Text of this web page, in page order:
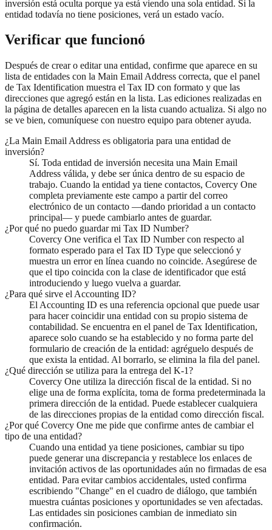
inversión está oculta porque ya está viendo una sola entidad. Si la
entidad todavía no tiene posiciones, verá un estado vacío.
Verificar que funcionó
Después de crear o editar una entidad, confirme que aparece en su
lista de entidades con la Main Email Address correcta, que el panel
de Tax Identification muestra el Tax ID con formato y que las
direcciones que agregó están en la lista. Las ediciones realizadas en
la página de detalles aparecen en la lista cuando actualiza. Si algo no
se ve bien, comuníquese con nuestro equipo para obtener ayuda.
¿La Main Email Address es obligatoria para una entidad de
inversión?
Sí. Toda entidad de inversión necesita una Main Email
Address válida, y debe ser única dentro de su espacio de
trabajo. Cuando la entidad ya tiene contactos, Covercy One
completa previamente este campo a partir del correo
electrónico de un contacto —dando prioridad a un contacto
principal— y puede cambiarlo antes de guardar.
¿Por qué no puedo guardar mi Tax ID Number?
Covercy One verifica el Tax ID Number con respecto al
formato esperado para el Tax ID Type que seleccionó y
muestra un error en línea cuando no coincide. Asegúrese de
que el tipo coincida con la clase de identificador que está
introduciendo y luego vuelva a guardar.
¿Para qué sirve el Accounting ID?
El Accounting ID es una referencia opcional que puede usar
para hacer coincidir una entidad con su propio sistema de
contabilidad. Se encuentra en el panel de Tax Identification,
aparece solo cuando se ha establecido y no forma parte del
formulario de creación de la entidad: agréguelo después de
que exista la entidad. Al borrarlo, se elimina la fila del panel.
¿Qué dirección se utiliza para la entrega del K-1?
Covercy One utiliza la dirección fiscal de la entidad. Si no
elige una de forma explícita, toma de forma predeterminada la
primera dirección de la entidad. Puede establecer cualquiera
de las direcciones propias de la entidad como dirección fiscal.
¿Por qué Covercy One me pide que confirme antes de cambiar el
tipo de una entidad?
Cuando una entidad ya tiene posiciones, cambiar su tipo
puede generar una discrepancia y restablece los enlaces de
invitación activos de las oportunidades aún no firmadas de esa
entidad. Para evitar cambios accidentales, usted confirma
escribiendo "Change" en el cuadro de diálogo, que también
muestra cuántas posiciones y oportunidades se ven afectadas.
Las entidades sin posiciones cambian de inmediato sin
confirmación.